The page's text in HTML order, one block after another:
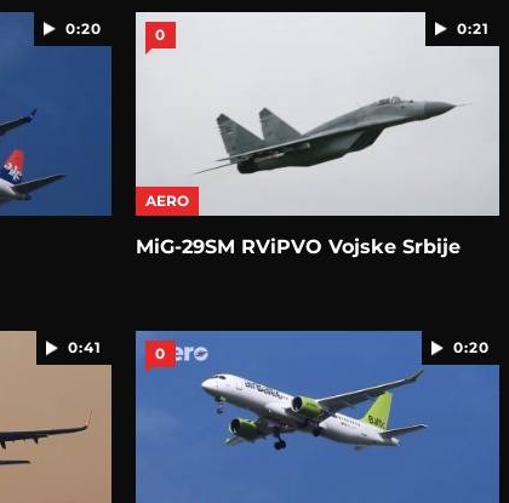
0:20 0:21
0
AERO
MiG-29SM RViPVO Vojske Srbije
0:41 0:20
0